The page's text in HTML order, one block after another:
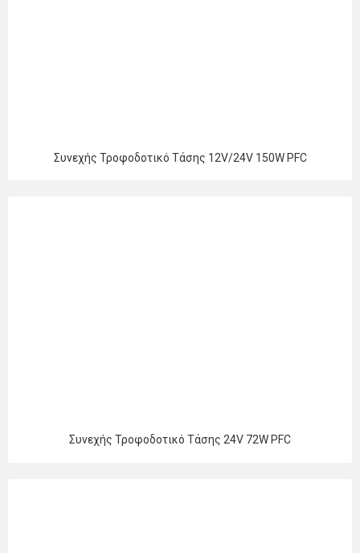
Συνεχής Τροφοδοτικό Τάσης 12V/24V 150W PFC
Συνεχής Τροφοδοτικό Τάσης 24V 72W PFC